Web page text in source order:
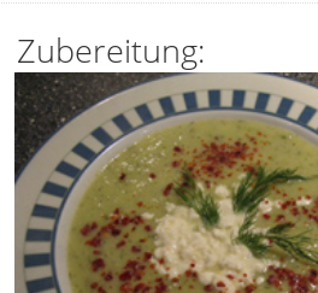
Zubereitung: